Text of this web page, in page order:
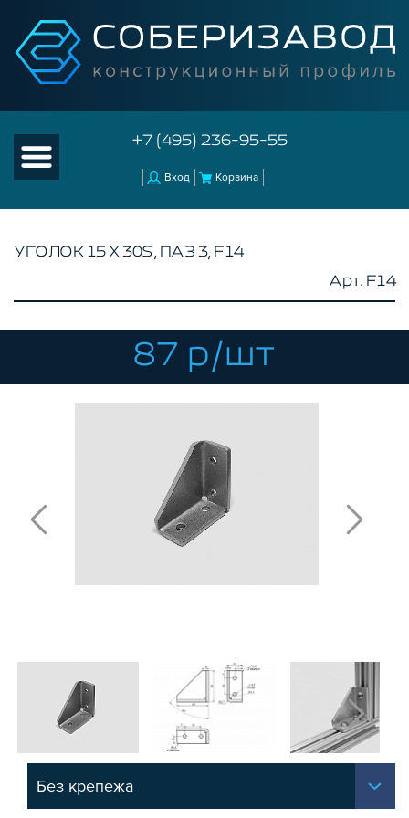
+7 (495) 236-95-55
Вход Корзина
КОМПЛЕКТУЮЩИЕ К ЧПУ
АКСЕССУАРЫ ДЛЯ V-ПАЗА
СИСТЕМА ТРУБНАЯ МОДУЛЬНАЯ
СИСТЕМА ТРУБНАЯ КОНСТРУКЦИОННАЯ
ВНУТРЕННИЕ УГЛОВЫЕ СОЕДИНИТЕЛИ
ОБЩЕСТРОИТЕЛЬНЫЙ ПРОФИЛЬ
ПОДШИПНИКИ
ЛИНЕЙНЫЕ СОЕДИНИТЕЛИ
ДОПОЛНИТЕЛЬНАЯ ОБРАБОТКА
ПАРАЛЛЕЛЬНЫЕ СОЕДИНИТЕЛИ
ПРОМЫШЛЕННАЯ МЕБЕЛЬ
УГОЛОК 15 Х 30S, ПАЗ 3, F14
Арт. F14
87 р/шт
Без крепежа